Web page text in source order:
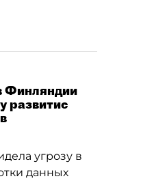
Финляндии
развитие
угрозу в
данных